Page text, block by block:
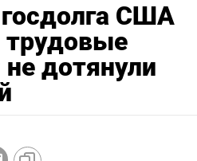
США
дотянули